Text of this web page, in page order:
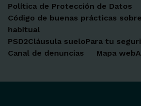
Política de Protección de Datos
Código de buenas prácticas
habitual
PSD2Cláusula sueloPara tu
Canal de denuncias
Mapa web